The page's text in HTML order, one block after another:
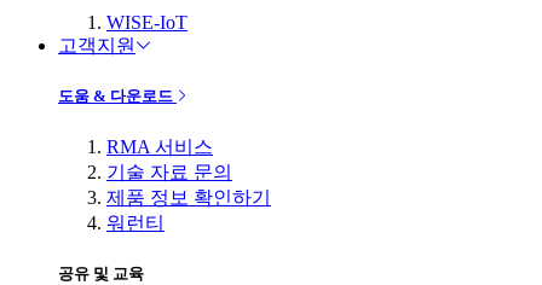
WISE-IoT
고객지원
도움 & 다운로드
RMA 서비스
기술 자료 문의
제품 정보 확인하기
워런티
공유 및 교육